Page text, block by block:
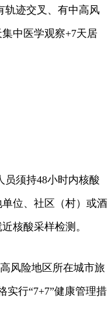
迹交叉、有中高风
中医学观察+7天居
须持48小时内核酸
位、社区（村）或酒
核酸采样检测。
险地区所在城市旅
实行“7+7”健康管理措